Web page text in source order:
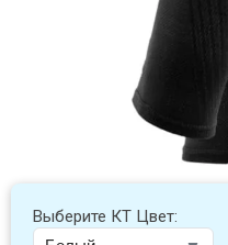
Выберите КТ Цвет: